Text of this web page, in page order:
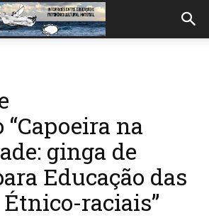
na
ginga de
Educação das
Étnico-raciais”